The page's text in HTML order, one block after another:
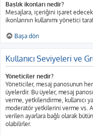
Başlık ikonları nedir?
Mesajlara, içeriğini işaret
ikonlarının kullanımı yönetici
Başa dön
Kullanıcı Seviyeleri ve
Yöneticiler nedir?
Yöneticiler, mesaj panosunun
üyelerdir. Bu üyeler, mesaj
verme, yetkilendirme, kullanıcı
moderatör yetkilerini verme vs.
verilen ayarlara bağlı olarak
olabilirler.